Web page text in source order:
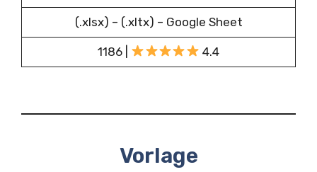
(.xlsx) – (.xltx) – Google Sheet
1186 | 4.4
Vorlage